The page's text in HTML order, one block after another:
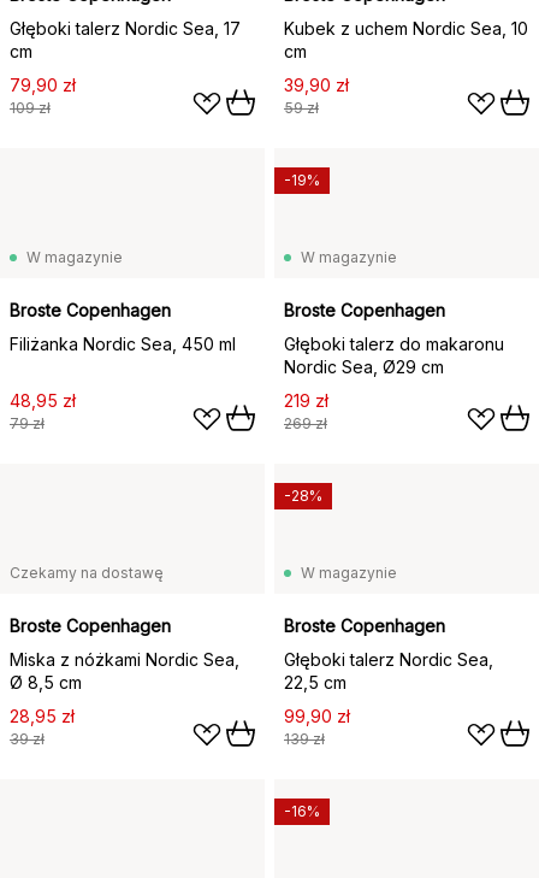
Głęboki talerz Nordic Sea, 17
cm
79,90 zł
109 zł
Kubek z uchem Nordic Sea, 10
cm
39,90 zł
59 zł
W magazynie
Broste Copenhagen
Filiżanka Nordic Sea, 450 ml
48,95 zł
79 zł
W magazynie
Broste Copenhagen
Głęboki talerz do makaronu
Nordic Sea, Ø29 cm
219 zł
269 zł
-19%
Czekamy na dostawę
Broste Copenhagen
Miska z nóżkami Nordic Sea,
Ø 8,5 cm
28,95 zł
39 zł
W magazynie
Broste Copenhagen
Głęboki talerz Nordic Sea,
22,5 cm
99,90 zł
139 zł
-28%
-16%